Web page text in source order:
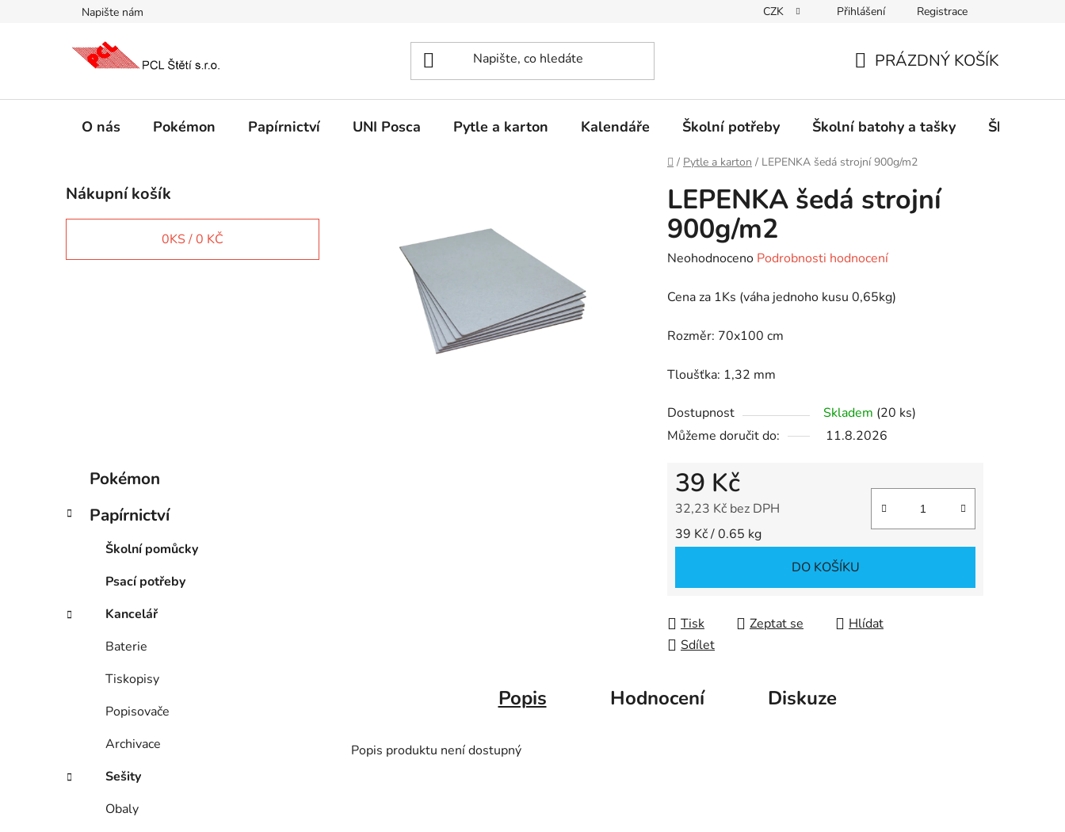
Napište nám CZK Přihlášení Registrace
KOŠÍK
PRÁZDNÝ KOŠÍK
O nás Pokémon Papírnictví UNI Posca Pytle a karton Kalendáře Školní potřeby Školní batohy a tašky Školní sety
Domů
/ Pytle a karton / LEPENKA šedá strojní 900g/m2
o
s
r
Nákupní košík
0KS /0 KČ
Přeskočit
kategorie
e
e
Pokémon
Papírnictví
Školní pomůcky
Psací potřeby
Kancelář
Baterie
Tiskopisy
Popisovače
Archivace
Sešity
Obaly
LEPENKA šedá strojní
900g/m2
Průměrné
produktu
0,0
hvězdiček.
Neohodnoceno Podrobnosti hodnocení
Cena za 1Ks (váha jednoho kusu 0,65kg)
Rozměr: 70x100 cm
Tloušťka: 1,32 mm
Dostupnost Skladem (20 ks)
Můžeme doručit do:
11.8.2026
39 Kč
32,23 Kč bez DPH
Měrná cena:
39 Kč / 0.65 kg
DO KOŠÍKU
Tisk Zeptat se
Hlídat
Sdílet
Popis Hodnocení Diskuze
Popis produktu není dostupný